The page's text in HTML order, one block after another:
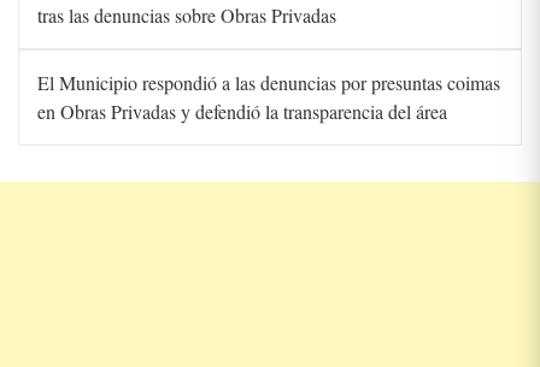
tras las denuncias sobre Obras Privadas
El Municipio respondió a las denuncias por presuntas coimas
en Obras Privadas y defendió la transparencia del área